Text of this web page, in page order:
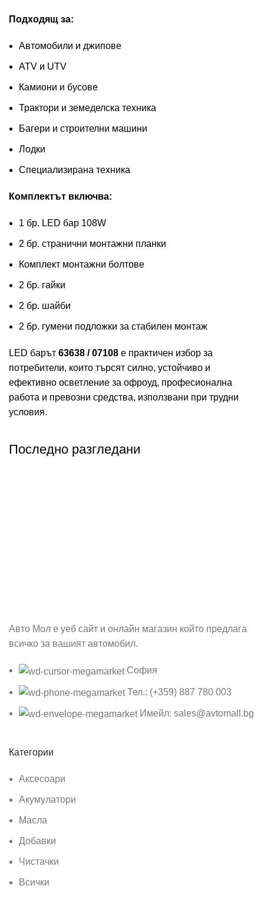
Подходящ за:
Автомобили и джипове
ATV и UTV
Камиони и бусове
Трактори и земеделска техника
Багери и строителни машини
Лодки
Специализирана техника
Комплектът включва:
1 бр. LED бар 108W
2 бр. странични монтажни планки
Комплект монтажни болтове
2 бр. гайки
2 бр. шайби
2 бр. гумени подложки за стабилен монтаж
LED барът 63638 / 07108 е практичен избор за
потребители, които търсят силно, устойчиво и
ефективно осветление за офроуд, професионална
работа и превозни средства, използвани при трудни
условия.
Последно разгледани
Авто Мол е уеб сайт и онлайн магазин който предлага
всичко за вашият автомобил.
София
Тел.: (+359) 887 780 003
Имейл: sales@avtomall.bg
Категории
Аксесоари
Акумулатори
Масла
Добавки
Чистачки
Всички